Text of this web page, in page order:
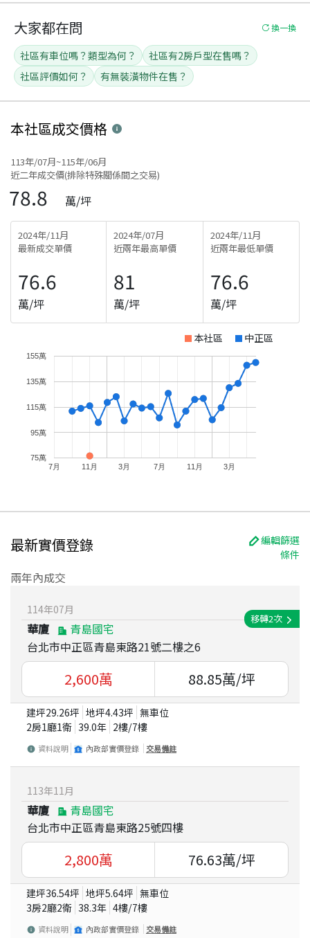
大家都在問 換一換
社區有車位嗎？類型為何？
社區有2房戶型在售嗎？
社區評價如何？
有無裝潢物件在售？
本社區成交價格
113年/07月~115年/06月
近二年成交價(排除特殊關係間之交易)
78.8 萬/坪
2024年/11月
最新成交單價
76.6
萬/坪
2024年/07月
近兩年最高單價
81
萬/坪
2024年/11月
近兩年最低單價
76.6
萬/坪
本社區 中正區
7月 11月 3月 7月 11月 3月
75萬
95萬
115萬
135萬
155萬
最新實價登錄
編輯篩選
條件
兩年內成交
114年07月
華廈
青島國宅
台北市中正區青島東路21號二樓之6
移轉2次
2,600萬 88.85萬/坪
建坪29.26坪 地坪4.43坪 無車位
2房1廳1衛 39.0年 2樓/7樓
資料說明 內政部實價登錄 交易備註
113年11 月
華廈
青島國宅
台北市中正區青島東路25號四樓
2,800萬 76.63萬/坪
建坪36.54坪 地坪5.64坪 無車位
3房2廳2衛 38.3年 4樓/7樓
資料說明 內政部實價登錄 交易備註